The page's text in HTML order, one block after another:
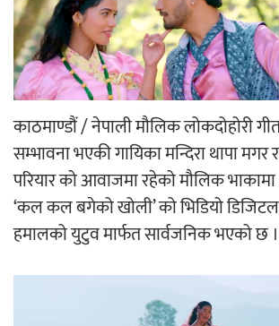
‘ईयुमा डट कम’ले
औपचारिक सेवा
हलमा छैन ‘गौँथली’को
‘आइतबारको अफिस’ को
काठमाण्डौं / नेपाली मौलिक लोकदोहोरी गीत
सम्भावना भएकी गायिका मन्दिरा थापा
परियार को आवाजमा रहेको मौलिक
‘कल कल बगेको खोली’ को भिडियो
हमालको युटुव मार्फत सार्वजनिक भएको छ ।